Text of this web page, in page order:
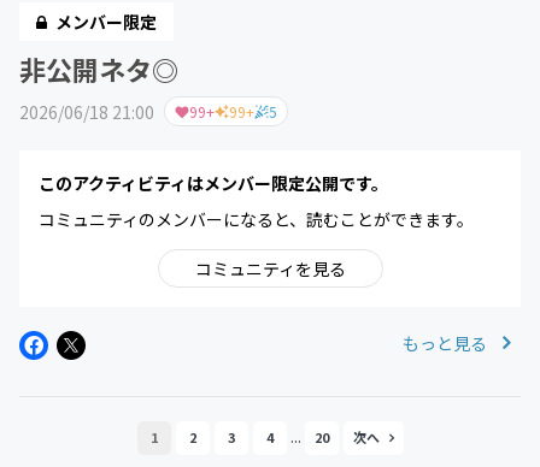
メンバー限定
非公開ネタ◎
2026/06/18 21:00 99+ 99+ 5
このアクティビティはメンバー限定公開です。
コミュニティのメンバーになると、読むことができます。
コミュニティを見る
もっと見る
1 2 3 4 ... 20